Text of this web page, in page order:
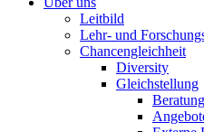
Leitbild
Lehr- und
Chancengleichheit
Diversity
Gleichstellung